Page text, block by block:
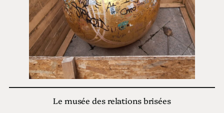
Le musée des relations brisées